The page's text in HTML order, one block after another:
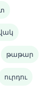
թաթար
ուրդու